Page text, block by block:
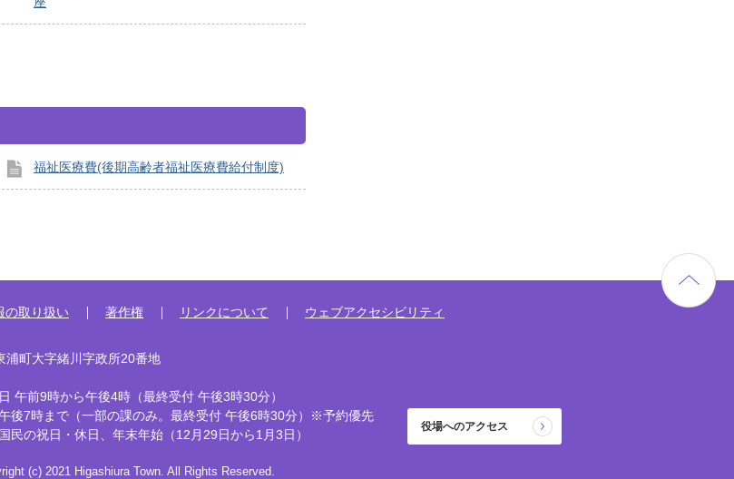
福祉医療費(後期高齢者福祉医療費給付制度)
の取り扱い 著作権 リンクについて ウェブアクセシビリティ
浦町大字緒川字政所20番地
午前9時から午後4時 （最終受付 午後3時30分）
後7時まで （一部の課のみ。最終受付 午後6時30分）※予約優先
民の祝日・休日、年末年始（12月29日から1月3日）
役場へのアクセス
(c) 2021 Higashiura Town. All Rights Reserved.